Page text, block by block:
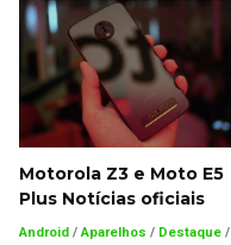
Motorola Z3 e Moto E5
Plus Notícias oficiais
Android /Aparelhos / Destaque /